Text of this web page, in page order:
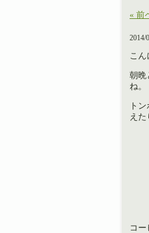
« 前
2014/
こん
朝晩
ね。
ト
えた
コー